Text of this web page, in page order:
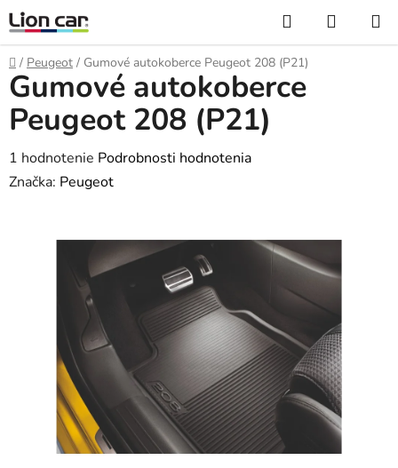
Prejsť
na
obsah
Hľadať
KOŠÍK
Domov
/ Peugeot / Gumové autokoberce Peugeot 208 (P21)
Gumové autokoberce
Peugeot 208 (P21)
Priemerné
hodnotenie
1 hodnotenie Podrobnosti hodnotenia
Značka: Peugeot